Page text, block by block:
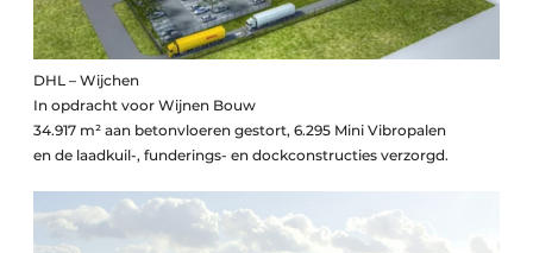
DHL – Wijchen
In opdracht voor Wijnen Bouw
34.917 m² aan betonvloeren gestort, 6.295 Mini Vibropalen
en de laadkuil-, funderings- en dockconstructies verzorgd.